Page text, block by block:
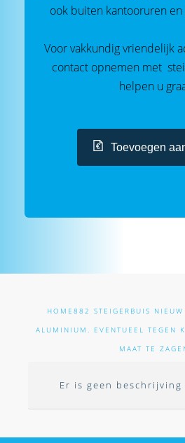
ook buiten kantooruren
Voor vakkundig vriendelijk
contact opnemen met
helpen u
Toevoegen
HOME 882 STEIGERBUIS
ALUMINIUM. EVENTUEEL TEGEN
MAAT TE
Er is geen beschrijving